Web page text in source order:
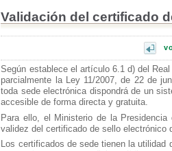
Validación del certificado
Según establece el artículo 6.1 d) del
parcialmente la Ley 11/2007, de 22 de
toda sede electrónica dispondrá de un
accesible de forma directa y gratuita.
Para ello, el Ministerio de la
validez del certificado de sello electrónico
Los certificados de sede tienen la utilidad